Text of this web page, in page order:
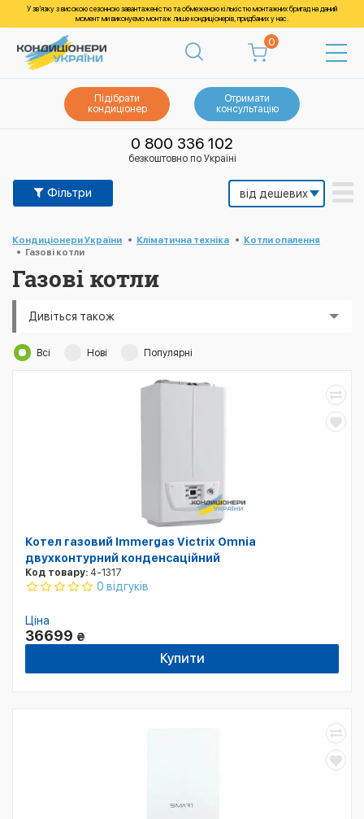
У зв’язку з високою сезонною завантаженістю та обмеженою кількістю монтажних бригад на даний
момент ми виконуємо монтаж лише кондиціонерів, придбаних у нас.
0
Підібрати
кондиціонер
Отримати
консультацію
0 800 336 102
безкоштовно по Україні
Фільтри
Кондиціонери України Кліматична техніка
Котли опалення
Газові котли
Газові котли
Дивіться також
Всі Нові Популярні
Котел газовий Immergas Victrix Omnia
двухконтурний конденсаційний
Код товару: 4-1317
0 відгуків
Ціна
36699 ₴
Купити